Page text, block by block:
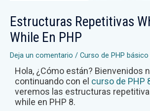
Estructuras Repetitivas
While En PHP
Deja un comentario / Curso de PHP básico
Hola, ¿Cómo están? Bienvenidos
continuando con el curso de PHP
veremos las estructuras
while en PHP 8.